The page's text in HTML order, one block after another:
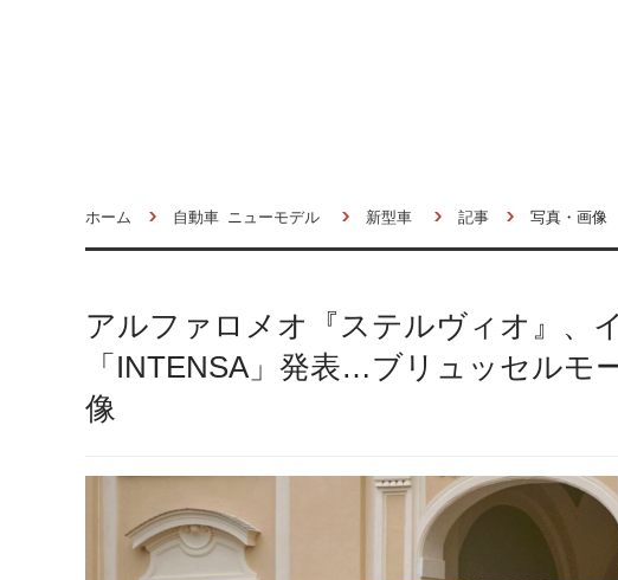
ホーム 自動車 ニューモデル 新型車 記事 写真・画像
アルファロメオ『ステルヴィオ』、
「INTENSA」発表…ブリュッセルモ
像